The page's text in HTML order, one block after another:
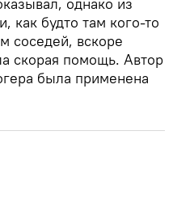
как будто там кого-то
соседей, вскоре
скорая помощь. Автор
была применена